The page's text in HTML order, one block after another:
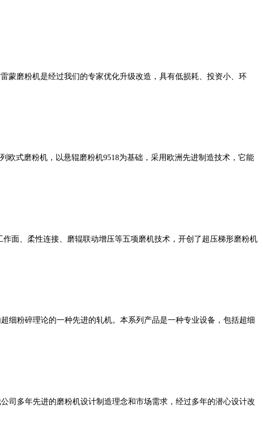
蒙磨粉机是经过我们的专家优化升级改造，具有低损耗、投资小、环
式磨粉机，以悬辊磨粉机9518为基础，采用欧洲先进制造技术，它能
面、柔性连接、磨辊联动增压等五项磨机技术，开创了超压梯形磨粉机
细粉碎理论的一种先进的轧机。本系列产品是一种专业设备，包括超细
司多年先进的磨粉机设计制造理念和市场需求，经过多年的潜心设计改